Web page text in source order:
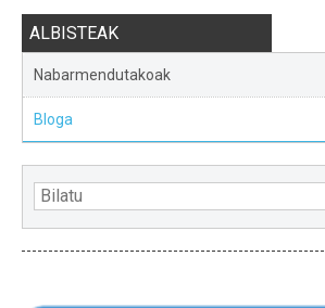
ALBISTEAK
Nabarmendutakoak
Bloga